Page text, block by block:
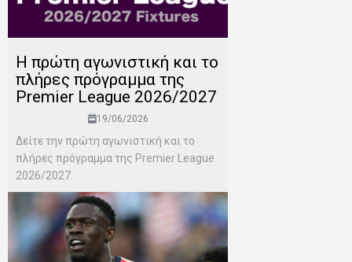
H πρώτη αγωνιστική και το
πλήρες πρόγραμμα της
Premier League 2026/2027
19/06/2026
Δείτε την πρώτη αγωνιστική και το
πλήρες πρόγραμμα της Premier League
2026/2027.